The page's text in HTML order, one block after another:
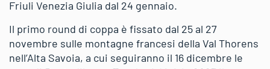
Friuli Venezia Giulia dal 24 gennaio.
Il primo round di coppa è fissato dal 25 al 27
novembre sulle montagne francesi della Val Thorens
nell’Alta Savoia, a cui seguiranno il 16 dicembre le